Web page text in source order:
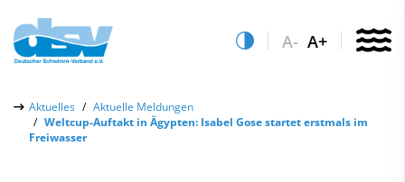
A- A+
Aktuelles
Aktuelle Meldungen
Weltcup-Auftakt in Ägypten: Isabel Gose startet erstmals im
Freiwasser
Über uns
Aktuelles